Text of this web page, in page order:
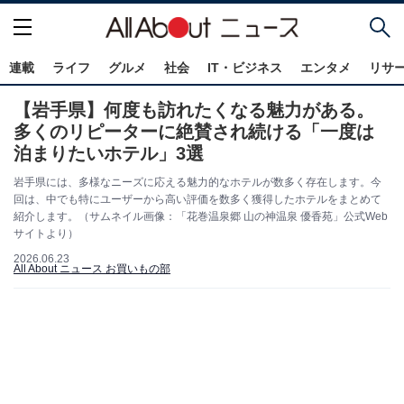
連載 ライフ グルメ 社会 IT・ビジネス エンタメ リサ
【岩手県】何度も訪れたくなる魅力がある。
多くのリピーターに絶賛され続ける「一度は
泊まりたいホテル」3選
岩手県には、多様なニーズに応える魅力的なホテルが数多く存在します。今
回は、中でも特にユーザーから高い評価を数多く獲得したホテルをまとめて
紹介します。（サムネイル画像：「花巻温泉郷 山の神温泉 優香苑」公式Web
サイトより）
2026.06.23
All About ニュース お買いもの部